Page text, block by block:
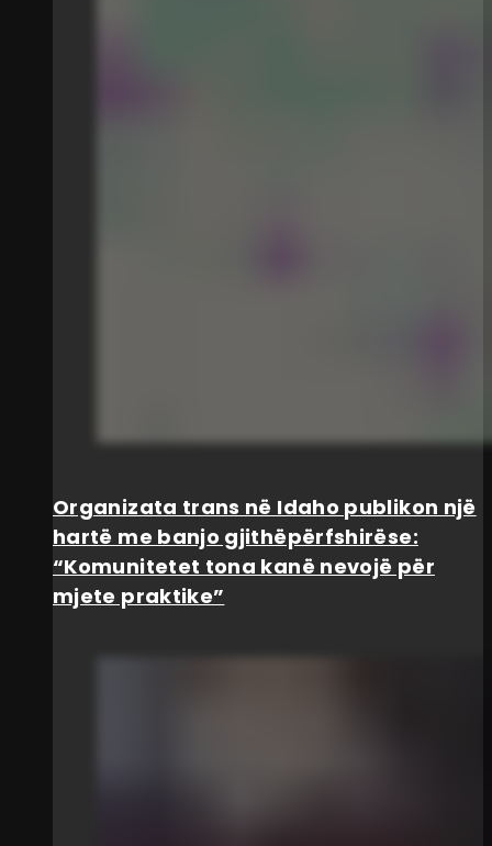
Organizata trans në Idaho publikon një
hartë me banjo gjithëpërfshirëse:
“Komunitetet tona kanë nevojë për
mjete praktike”